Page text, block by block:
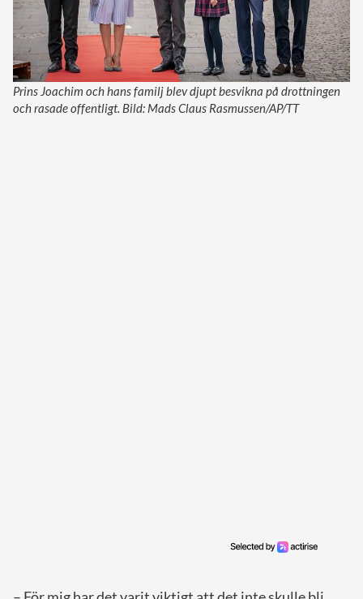
Prins Joachim och hans familj blev djupt besvikna på drottningen
och rasade offentligt. Bild: Mads Claus Rasmussen/AP/TT